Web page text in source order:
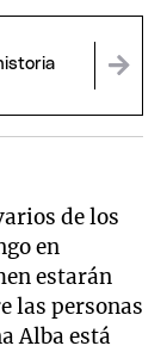
de los
en
estarán
las personas
Alba está